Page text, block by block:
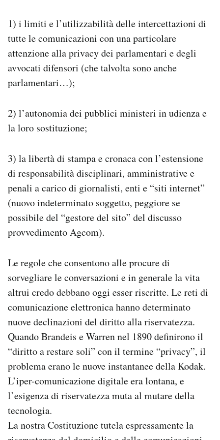
1) i limiti e l’utilizzabilità delle intercettazioni di
tutte le comunicazioni con una particolare
attenzione alla privacy dei parlamentari e degli
avvocati difensori (che talvolta sono anche
parlamentari…);
2) l’autonomia dei pubblici ministeri in udienza e
la loro sostituzione;
3) la libertà di stampa e cronaca con l’estensione
di responsabilità disciplinari, amministrative e
penali a carico di giornalisti, enti e “siti internet”
(nuovo indeterminato soggetto, peggiore se
possibile del “gestore del sito” del discusso
provvedimento Agcom).
Le regole che consentono alle procure di
sorvegliare le conversazioni e in generale la vita
altrui credo debbano oggi esser riscritte. Le reti di
comunicazione elettronica hanno determinato
nuove declinazioni del diritto alla riservatezza.
Quando Brandeis e Warren nel 1890 definirono il
“diritto a restare soli” con il termine “privacy”, il
problema erano le nuove instantanee della Kodak.
L’iper-comunicazione digitale era lontana, e
l’esigenza di riservatezza muta al mutare della
tecnologia.
La nostra Costituzione tutela espressamente la